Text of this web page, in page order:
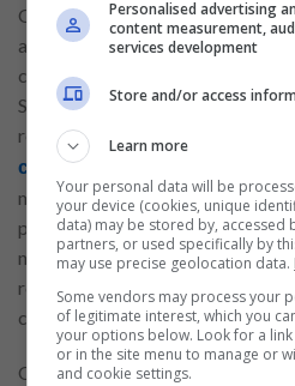
O Assaí Atacadista está com
abertas, oferecendo
cargos. Uma das posições
Segurança do Trabalho. Nesse
responsável por proporcionar
colaboradores no ambiente de
medidas preventivas e realizando
possíveis riscos, além de
normas de segurança. Esse é um
responsabilidade e quem ocupar
curso técnico completo na área.
Outra oportunidade é para
Personalised advertising
content measurement,
services development
Store and/or access
Learn more
Your personal data will be
your device (cookies, unique
data) may be stored by, accessed
partners, or used specifically by
may use precise geolocation data.
Some vendors may process your
of legitimate interest, which you
your options below. Look for a
or in the site menu to manage or
and cookie settings.